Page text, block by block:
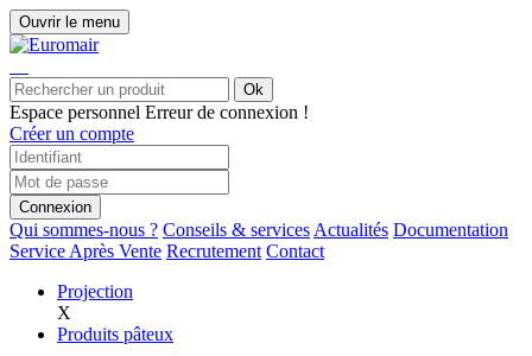
Ouvrir le menu
Ok
Espace personnel Erreur de connexion !
Créer un compte
Connexion
Qui sommes-nous ? Conseils & services Actualités Documentation
Service Après Vente Recrutement Contact
Projection
X
Produits pâteux